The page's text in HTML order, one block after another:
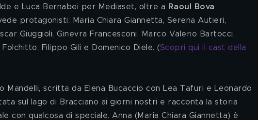
e Luca Bernabei per Mediaset, oltre a
Raoul Bova
protagonisti: Maria Chiara Giannetta, Serena Autieri,
Giuggioli, Ginevra Francesconi, Marco Valerio Bartocci,
Filippo Gili e Domenico Diele. (Scopri qui il cast della
sul lago di Bracciano ai giorni nostri e racconta la storia
con qualcosa di speciale. Anna (Maria Chiara Giannetta) è